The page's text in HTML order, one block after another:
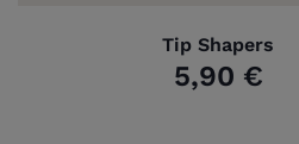
Tip Shapers
5,90 €